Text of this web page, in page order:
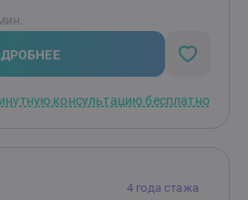
– для постановки и
вашего потенциала.
Мы начнём с
Это время для вас – чтобы
Если вы ощутите доверие и
и потребности. —
консультацию бесплатно
4 года стажа